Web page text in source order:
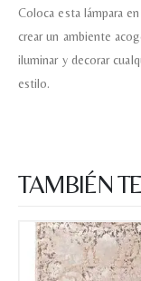
Coloca esta lámpara
crear un ambiente
iluminar y decorar
estilo.
TAMBIÉN
Tu